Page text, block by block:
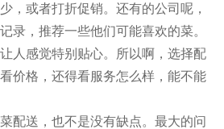
，或者打折促销。还有的公司呢，
录，推荐一些他们可能喜欢的菜。
人感觉特别贴心。所以啊，选择配
价格，还得看服务怎么样，能不能
配送，也不是没有缺点。最大的问